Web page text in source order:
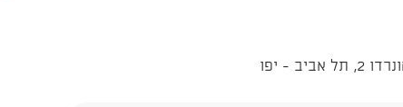
- יפו